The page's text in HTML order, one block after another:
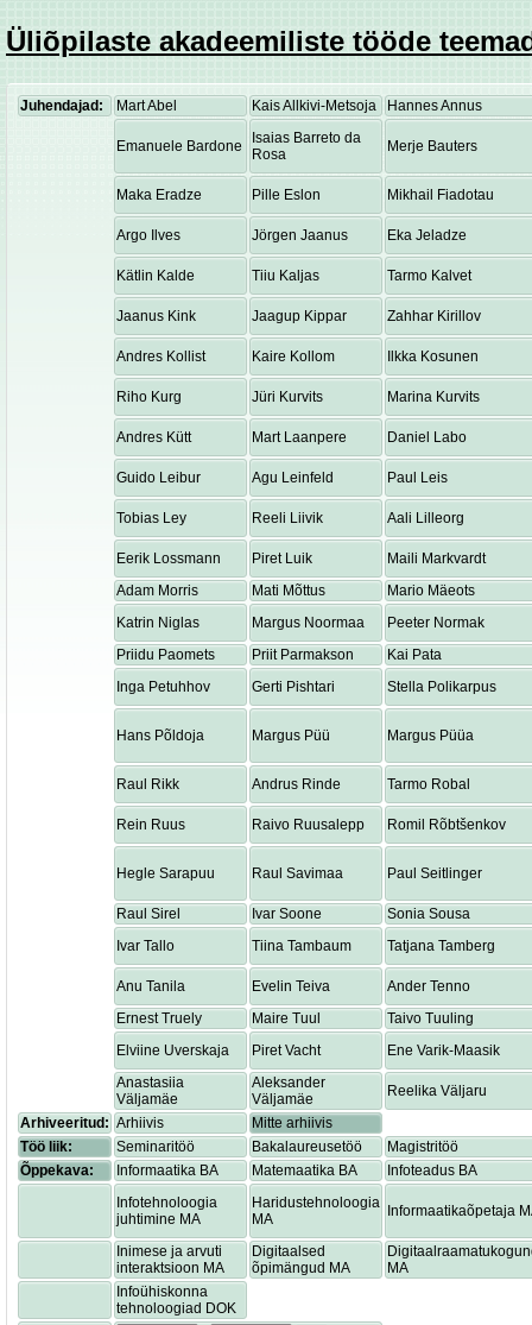
Üliõpilaste akadeemiliste tööde
Juhendajad: Mart Abel Kais Allkivi-Metsoja Hannes Annus
Emanuele Bardone
Isaias Barreto da
Rosa
Merje Bauters
Maka Eradze Pille Eslon Mikhail Fiadotau
Argo Ilves Jörgen Jaanus Eka Jeladze
Kätlin Kalde Tiiu Kaljas Tarmo Kalvet
Jaanus Kink Jaagup Kippar Zahhar Kirillov
Andres Kollist Kaire Kollom Ilkka Kosunen
Riho Kurg Jüri Kurvits Marina Kurvits
Andres Kütt Mart Laanpere Daniel Labo
Guido Leibur Agu Leinfeld Paul Leis
Tobias Ley Reeli Liivik Aali Lilleorg
Eerik Lossmann Piret Luik
Maili Markvardt
Adam Morris
Mati Mõttus
Mario Mäeots
Katrin Niglas
Margus Noormaa
Peeter Normak
Priidu Paomets
Priit Parmakson
Kai Pata
Inga Petuhhov
Gerti Pishtari Stella Polikarpus
Hans Põldoja Margus Püü Margus Püüa
Raul Rikk Andrus Rinde Tarmo Robal
Rein Ruus Raivo Ruusalepp Romil Rõbtšenkov
Hegle Sarapuu Raul Savimaa Paul Seitlinger
Raul Sirel Ivar Soone
Sonia Sousa
Ivar Tallo
Tiina Tambaum Tatjana Tamberg
Anu Tanila Evelin Teiva
Ander Tenno
Ernest Truely
Maire Tuul
Taivo Tuuling
Elviine Uverskaja
Piret Vacht
Ene Varik-Maasik
Anastasiia
Väljamäe
Aleksander
Väljamäe
Reelika Väljaru
Arhiveeritud: Arhiivis
Mitte arhiivis
Töö liik:
Seminaritöö Bakalaureusetöö
Magistritöö
Õppekava:
Informaatika BA Matemaatika BA
Infoteadus BA
Infotehnoloogia
juhtimine MA
Haridustehnoloogia
MA
Informaatikaõpetaja
Inimese ja arvuti
interaktsioon MA
Digitaalsed
õpimängud MA
MA
Infoühiskonna
tehnoloogiad DOK